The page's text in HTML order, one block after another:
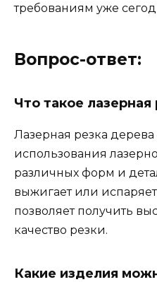
требованиям уже
Вопрос-ответ:
Что такое лазерная
Лазерная резка дерева
использования
различных форм и
выжигает или
позволяет получить
качество резки.
Какие изделия